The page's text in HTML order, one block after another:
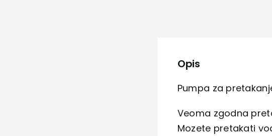
Opis
Pumpa za
Veoma zgodna
Mozete pretakati